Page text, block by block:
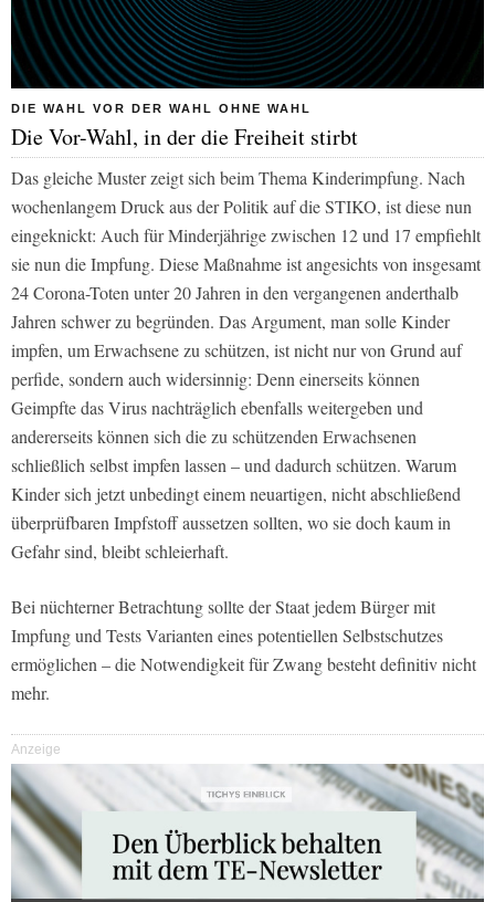
DIE WAHL VOR DER WAHL OHNE WAHL
Die Vor-Wahl, in der die Freiheit stirbt
Das gleiche Muster zeigt sich beim Thema Kinderimpfung. Nach
wochenlangem Druck aus der Politik auf die STIKO, ist diese nun
eingeknickt: Auch für Minderjährige zwischen 12 und 17 empfiehlt
sie nun die Impfung. Diese Maßnahme ist angesichts von insgesamt
24 Corona-Toten unter 20 Jahren in den vergangenen anderthalb
Jahren schwer zu begründen. Das Argument, man solle Kinder
impfen, um Erwachsene zu schützen, ist nicht nur von Grund auf
perfide, sondern auch widersinnig: Denn einerseits können
Geimpfte das Virus nachträglich ebenfalls weitergeben und
andererseits können sich die zu schützenden Erwachsenen
schließlich selbst impfen lassen – und dadurch schützen. Warum
Kinder sich jetzt unbedingt einem neuartigen, nicht abschließend
überprüfbaren Impfstoff aussetzen sollten, wo sie doch kaum in
Gefahr sind, bleibt schleierhaft.
Bei nüchterner Betrachtung sollte der Staat jedem Bürger mit
Impfung und Tests Varianten eines potentiellen Selbstschutzes
ermöglichen – die Notwendigkeit für Zwang besteht definitiv nicht
mehr.
Anzeige